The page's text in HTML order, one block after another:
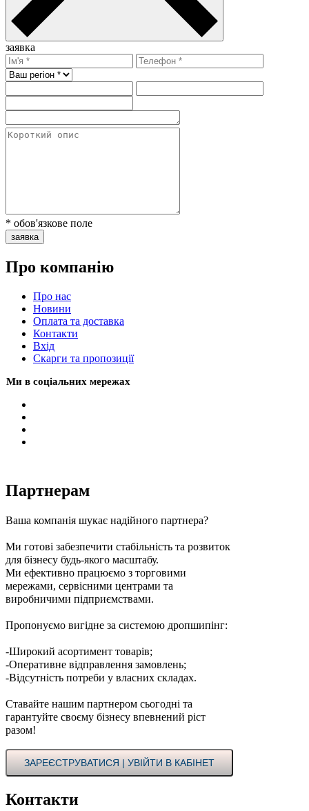
заявка
* обов'язкове поле
заявка
Про компанію
Про нас
Новини
Оплата та доставка
Контакти
Вхiд
Скарги та пропозиції
Ми в соціальних мережах
Партнерам
Ваша компанія шукає надійного партнера?
Ми готові забезпечити стабільність та розвиток
для бізнесу будь-якого масштабу.
Ми ефективно працюємо з торговими
мережами, сервісними центрами та
виробничими підприємствами.
Пропонуємо вигідне за системою дропшипінг:
-Широкий асортимент товарів;
-Оперативне відправлення замовлень;
-Відсутність потреби у власних складах.
Ставайте нашим партнером сьогодні та
гарантуйте своєму бізнесу впевнений ріст
разом!
ЗАРЕЄСТРУВАТИСЯ | УВІЙТИ В КАБІНЕТ
Контакти